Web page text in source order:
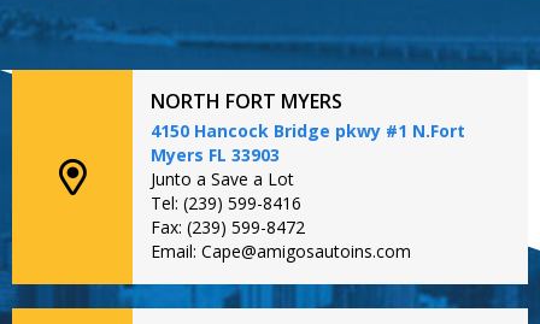
NORTH FORT MYERS
4150 Hancock Bridge pkwy #1 N.Fort
Myers FL 33903
Junto a Save a Lot
Tel: (239) 599-8416
Fax: (239) 599-8472
Email: Cape@amigosautoins.com